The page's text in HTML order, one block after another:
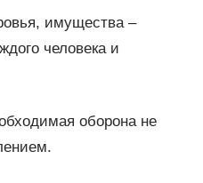
имущества –
человека и
оборона не